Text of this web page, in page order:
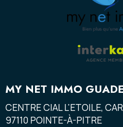
MY NET IMMO
CENTRE CIAL L'ETOILE,
97110POINTE-À-PITRE